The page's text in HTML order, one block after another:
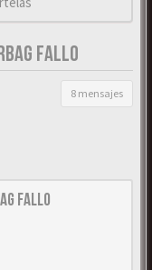
FALLO
8 mensajes
fallo